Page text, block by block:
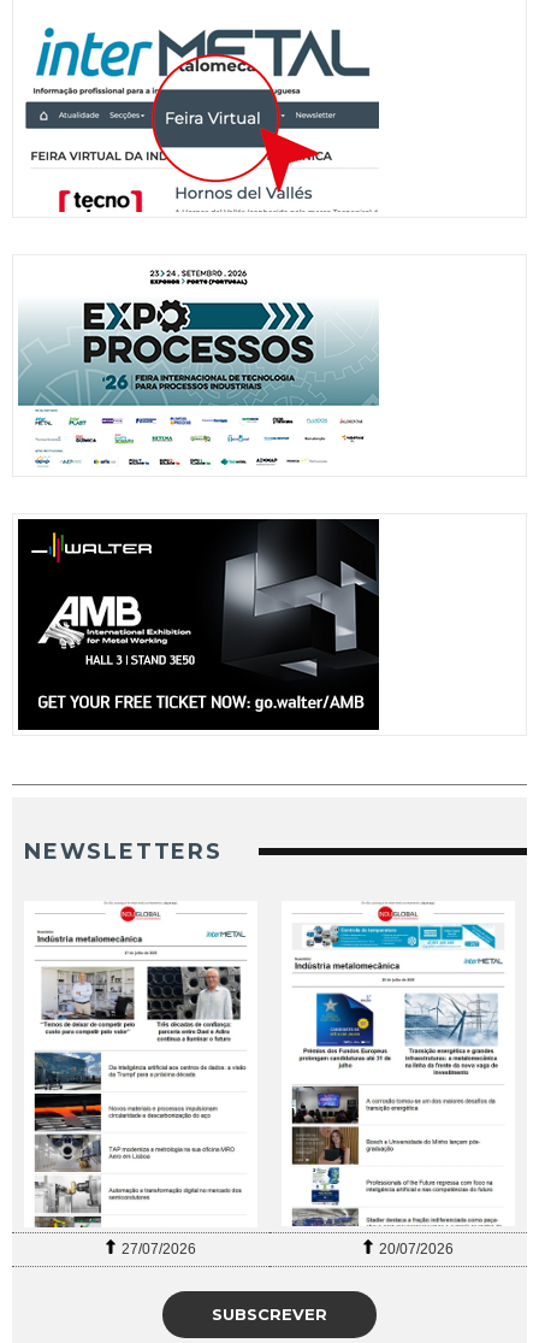
NEWSLETTERS
27/07/2026 20/07/2026
SUBSCREVER